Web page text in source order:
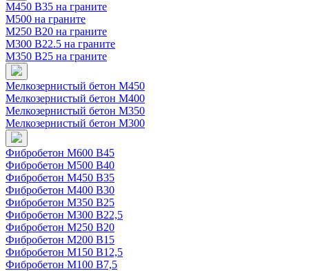
М450 В35 на граните
М500 на граните
М250 В20 на граните
М300 В22.5 на граните
М350 В25 на граните
Мелкозернистый бетон М450
Мелкозернистый бетон М400
Мелкозернистый бетон М350
Мелкозернистый бетон М300
Фибробетон М600 В45
Фибробетон М500 В40
Фибробетон М450 В35
Фибробетон М400 В30
Фибробетон М350 В25
Фибробетон М300 В22,5
Фибробетон М250 В20
Фибробетон М200 В15
Фибробетон М150 В12,5
Фибробетон М100 В7,5